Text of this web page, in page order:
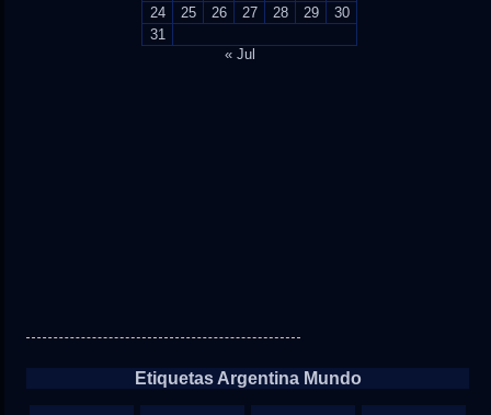
24
25 26 27 28 29
30
31
« Jul
Etiquetas Argentina Mundo